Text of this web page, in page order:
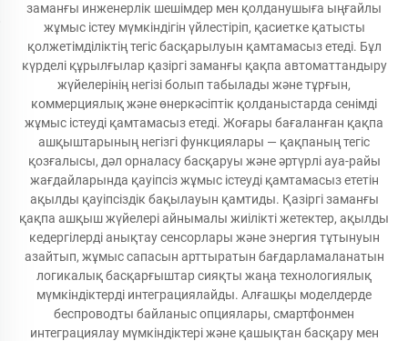
заманғы инженерлік шешімдер мен қолданушыға ыңғайлы
жұмыс істеу мүмкіндігін үйлестіріп, қасиетке қатысты
қолжетімділіктің тегіс басқарылуын қамтамасыз етеді. Бұл
күрделі құрылғылар қазіргі заманғы қақпа автоматтандыру
жүйелерінің негізі болып табылады және тұрғын,
коммерциялық және өнеркәсіптік қолданыстарда сенімді
жұмыс істеуді қамтамасыз етеді. Жоғары бағаланған қақпа
ашқыштарының негізгі функциялары — қақпаның тегіс
қозғалысы, дәл орналасу басқаруы және әртүрлі ауа-райы
жағдайларында қауіпсіз жұмыс істеуді қамтамасыз ететін
ақылды қауіпсіздік бақылауын қамтиды. Қазіргі заманғы
қақпа ашқыш жүйелері айнымалы жиілікті жетектер, ақылды
кедергілерді анықтау сенсорлары және энергия тұтынуын
азайтып, жұмыс сапасын арттыратын бағдарламаланатын
логикалық басқарғыштар сияқты жаңа технологиялық
мүмкіндіктерді интеграциялайды. Алғашқы моделдерде
беспроводты байланыс опциялары, смартфонмен
интеграциялау мүмкіндіктері және қашықтан басқару мен